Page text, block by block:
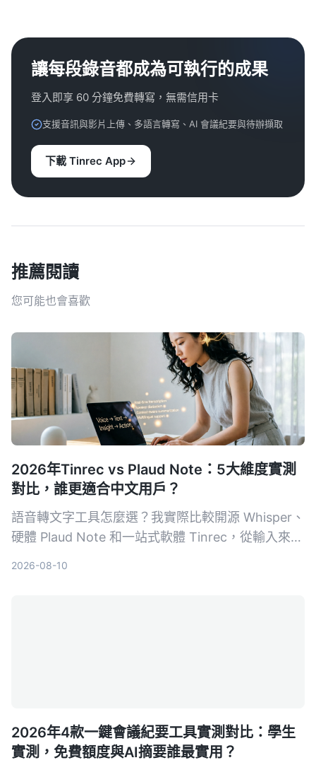
讓每段錄音都成為可執行的成果
登入即享 60 分鐘免費轉寫，無需信用卡
支援音訊與影片上傳、多語言轉寫、AI 會議紀要與待辦擷取
下載 Tinrec App
推薦閱讀
您可能也會喜歡
2026年Tinrec vs Plaud Note：5大維度實測
對比，誰更適合中文用戶？
語音轉文字工具怎麼選？我實際比較開源 Whisper、
硬體 Plaud Note 和一站式軟體 Tinrec，從輸入來
2026-08-10
2026年4款一鍵會議紀要工具實測對比：學生
實測，免費額度與AI摘要誰最實用？